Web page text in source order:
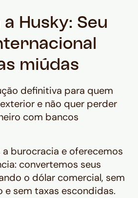
Husky: Seu
miúdas
definitiva para quem
e não quer perder
com bancos
burocracia e oferecemos
convertemos seus
o dólar comercial, sem
e sem taxas escondidas.